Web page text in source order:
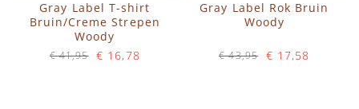
Gray Label T-shirt
Bruin/Creme Strepen
Woody
€ 16,78
€ 41,95
Gray Label Rok Bruin
Woody
€ 17,58
€ 43,95